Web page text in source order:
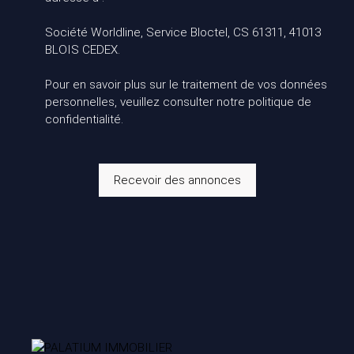
Société Worldline, Service Bloctel, CS 61311, 41013
BLOIS CEDEX.
Pour en savoir plus sur le traitement de vos données
personnelles, veuillez consulter notre politique de
confidentialité.
Recevoir des annonces